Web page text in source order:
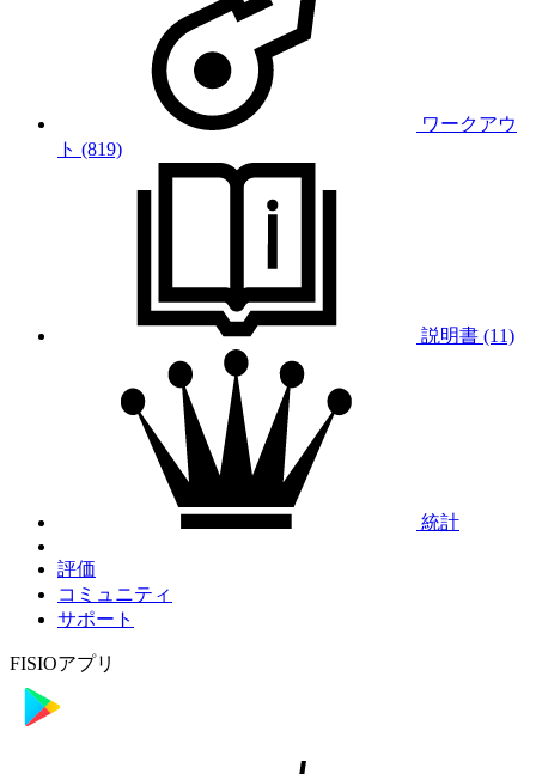
ワークアウ
ト (819)
説明書 (11)
統計
評価
コミュニティ
サポート
FISIOアプリ